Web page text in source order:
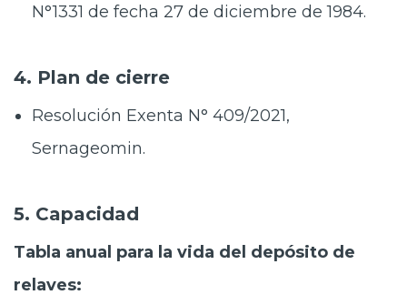
N°1331 de fecha 27 de diciembre de 1984.
4. Plan de cierre
Resolución Exenta N° 409/2021,
Sernageomin.
5. Capacidad
Tabla anual para la vida del depósito de
relaves: